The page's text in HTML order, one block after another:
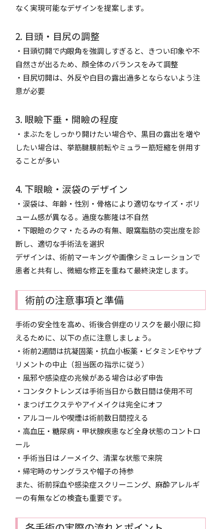
なく実現可能なデザインを提案します。
2. 目頭・目尻の調整
・目頭切開で内眼角を強調しすぎると、きつい印象や不
自然さが出るため、顔全体のバランスをみて調整
・目尻切開は、外反や白目の露出過多とならないよう注
意が必要
3. 眼瞼下垂・開瞼の程度
・まぶたをしっかり開けたい場合や、黒目の露出を増や
したい場合は、挙筋腱膜前転やミュラー筋短縮を併用す
ることが多い
4. 下眼瞼・涙袋のデザイン
・涙袋は、年齢・性別・骨格により適切なサイズ・ボリ
ューム感が異なる。過度な膨隆は不自然
・下眼瞼のクマ・たるみの有無、眼窩脂肪の突出度を診
断し、適切な手術法を選択
デザインは、術前マーキングや画像シミュレーションで
患者と共有し、微細な修正を重ねて最終決定します。
術前の注意事項と準備
手術の安全性を高め、術後合併症のリスクを最小限に抑
えるために、以下の点に注意しましょう。
・術前2週間は抗凝固薬・抗血小板薬・ビタミンEやサプ
リメントの中止（担当医の指示に従う）
・風邪や感染症の兆候がある場合は必ず申告
・コンタクトレンズは手術当日から数日間は使用不可
・まつげエクステやアイメイクは完全にオフ
・アルコールや喫煙は術前数日間控える
・高血圧・糖尿病・甲状腺疾患など全身状態のコントロ
ール
・手術当日はノーメイク、清潔な状態で来院
・帰宅時のサングラスや帽子の持参
また、術前採血や感染症スクリーニング、麻酔アレルギ
ーの有無などの検査も重要です。